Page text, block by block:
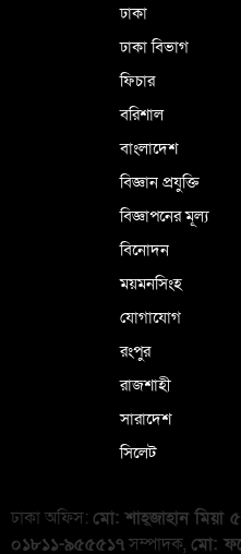
ঢাকা
ঢাকা বিভাগ
ফিচার
বরিশাল
বাংলাদেশ
বিজ্ঞান প্রযুক্তি
বিজ্ঞাপনের মূল্য
বিনোদন
ময়মনসিংহ
যোগাযোগ
রংপুর
রাজশাহী
সারাদেশ
সিলেট
ঢাকা অফিস: মো: শাহ্জাহান মিয়া
০১৮১১-৯৫৫৫১৭সম্পাদক, মো: